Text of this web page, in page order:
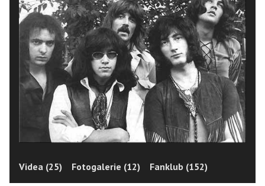
Videa (25) Fotogalerie (12) Fanklub (152)